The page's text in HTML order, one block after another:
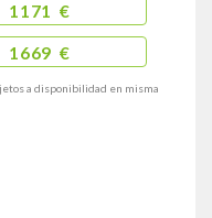
1171 €
1669 €
a disponibilidad en misma